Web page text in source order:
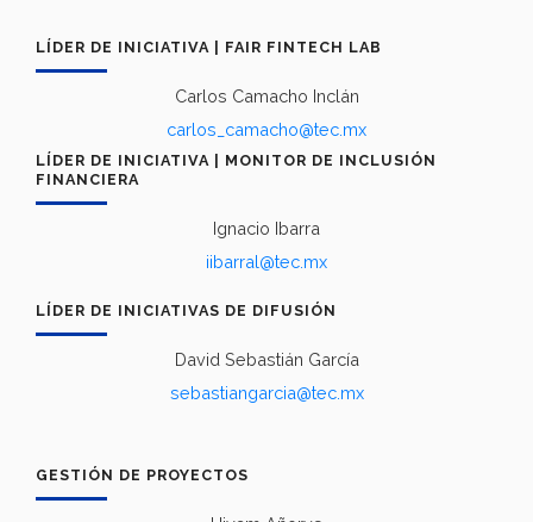
LÍDER DE INICIATIVA | FAIR FINTECH LAB
Carlos Camacho Inclán
carlos_camacho@tec.mx
LÍDER DE INICIATIVA | MONITOR DE INCLUSIÓN
FINANCIERA
Ignacio Ibarra
iibarral@tec.mx
LÍDER DE INICIATIVAS DE DIFUSIÓN
David Sebastián García
sebastiangarcia@tec.mx
GESTIÓN DE PROYECTOS